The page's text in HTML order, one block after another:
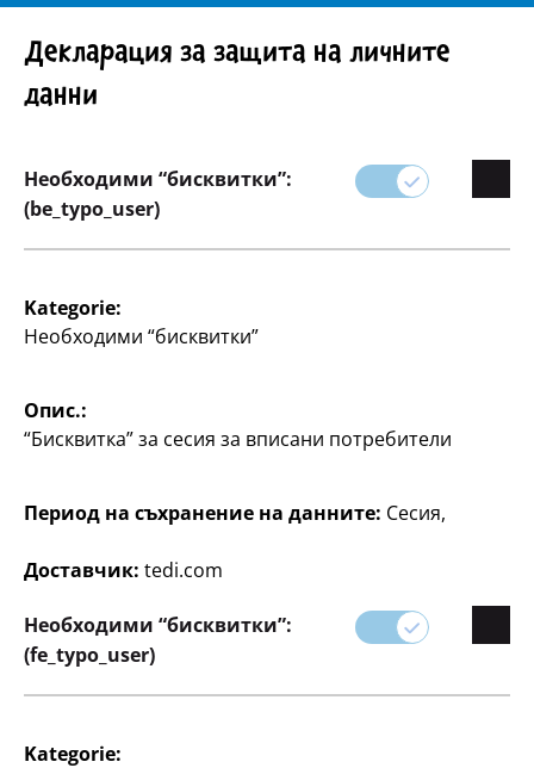
Асортимент
В категорията ни за канцеларски материали има
ученици до офис служители.
Открийте разнообразие от химикалки,
инструменти, които ще ви помогнат да бъдете
употреба.
Декларация за защита на личните
данни
Необходими “бисквитки”:
(be_typo_user)
Kategorie:
Необходими “бисквитки”
Опис.:
“Бисквитка” за сесия за вписани потребители
Период на съхранение на данните: Сесия,
Доставчик: tedi.com
Необходими “бисквитки”:
(fe_typo_user)
Kategorie: